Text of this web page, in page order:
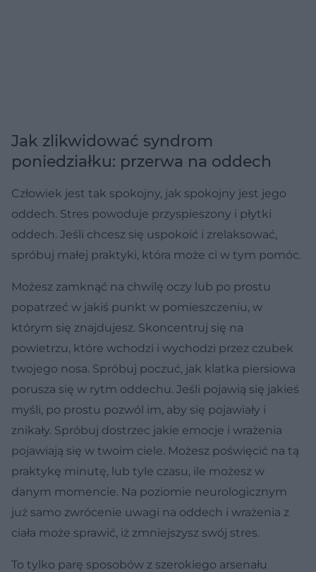
Jak zlikwidować syndrom
poniedziałku: przerwa na oddech
Człowiek jest tak spokojny, jak spokojny jest jego
oddech. Stres powoduje przyspieszony i płytki
oddech. Jeśli chcesz się uspokoić i zrelaksować,
spróbuj małej praktyki, która może ci w tym pomóc.
Możesz zamknąć na chwilę oczy lub po prostu
popatrzeć w jakiś punkt w pomieszczeniu, w
którym się znajdujesz. Skoncentruj się na
powietrzu, które wchodzi i wychodzi przez czubek
twojego nosa. Spróbuj poczuć, jak klatka piersiowa
porusza się w rytm oddechu. Jeśli pojawią się jakieś
myśli, po prostu pozwól im, aby się pojawiały i
znikały. Spróbuj dostrzec jakie emocje i wrażenia
pojawiają się w twoim ciele. Możesz poświęcić na tą
praktykę minutę, lub tyle czasu, ile możesz w
danym momencie. Na poziomie neurologicznym
już samo zwrócenie uwagi na oddech i wrażenia z
ciała może sprawić, iż zmniejszysz swój stres.
To tylko parę sposobów z szerokiego arsenału